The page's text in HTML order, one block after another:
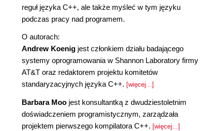
reguł języka C++, ale także myśleć w tym języku
podczas pracy nad programem.
O autorach:
Andrew Koenig jest członkiem działu badającego
systemy oprogramowania w Shannon Laboratory firmy
AT&T oraz redaktorem projektu komitetów
standaryzacyjnych języka C++.
[więcej...]
Barbara Moo jest konsultantką z dwudziestoletnim
doświadczeniem programistycznym, zarządzała
projektem pierwszego kompilatora C++.
[więcej...]